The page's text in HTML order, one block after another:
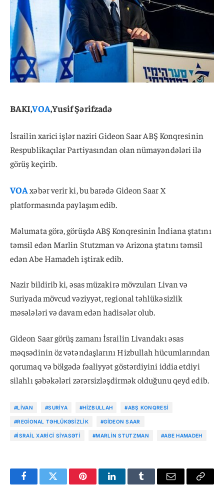
BAKI,VOA,Yusif Şərifzadə
İsrailin xarici işlər naziri Gideon Saar ABŞ Konqresinin
Respublikaçılar Partiyasından olan nümayəndələri ilə
görüş keçirib.
VOAxəbər verir ki, bu barədə Gideon Saar X
platformasında paylaşım edib.
Məlumata görə, görüşdə ABŞ Konqresinin İndiana ştatını
təmsil edən Marlin Stutzman və Arizona ştatını təmsil
edən Abe Hamadeh iştirak edib.
Nazir bildirib ki, əsas müzakirə mövzuları Livan və
Suriyada mövcud vəziyyət, regional təhlükəsizlik
məsələləri və davam edən hadisələr olub.
Gideon Saar görüş zamanı İsrailin Livandakı əsas
məqsədinin öz vətəndaşlarını Hizbullah hücumlarından
qorumaq və bölgədə fəaliyyət göstərdiyini iddia etdiyi
silahlı şəbəkələri zərərsizləşdirmək olduğunu qeyd edib.
#LIVAN #SURIYA #HIZBULLAH #ABŞ KONQRESI
#REGIONAL TƏHLÜKƏSIZLIK #GIDEON SAAR
#İSRAIL XARICI SIYASƏTI #MARLIN STUTZMAN #ABE HAMADEH
FacebookTwitter PinterestLinkedInTumblr Email
Copy